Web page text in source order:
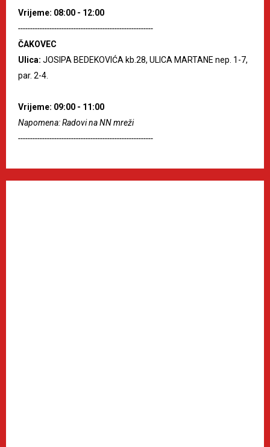
Vrijeme: 08:00 - 12:00
--------------------------------------------------------
ČAKOVEC
Ulica: JOSIPA BEDEKOVIĆA kb.28, ULICA MARTANE nep. 1-7,
par. 2-4.
Vrijeme: 09:00 - 11:00
Napomena: Radovi na NN mreži
--------------------------------------------------------